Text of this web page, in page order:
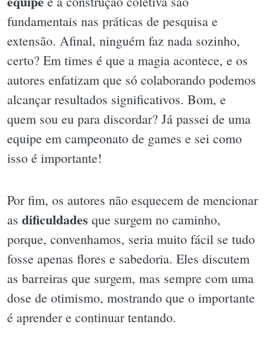
fundamentais nas práticas de pesquisa e
extensão. Afinal, ninguém faz nada sozinho,
certo? Em times é que a magia acontece, e os
autores enfatizam que só colaborando podemos
alcançar resultados significativos. Bom, e
quem sou eu para discordar? Já passei de uma
equipe em campeonato de games e sei como
isso é importante!
Por fim, os autores não esquecem de mencionar
as dificuldades que surgem no caminho,
porque, convenhamos, seria muito fácil se tudo
fosse apenas flores e sabedoria. Eles discutem
as barreiras que surgem, mas sempre com uma
dose de otimismo, mostrando que o importante
é aprender e continuar tentando.